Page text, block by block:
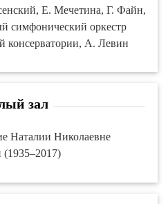
Е. Мечетина, Г. Файн,
симфонический оркестр
консерватории, А. Левин
зал
Наталии Николаевне